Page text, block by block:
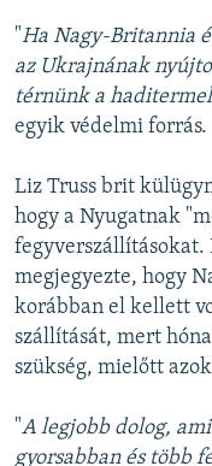
"Ha Nagy-Britannia
az Ukrajnának
térnünk a
egyik védelmi forrás.
Liz Truss brit
hogy a Nyugatnak
fegyverszállításokat.
megjegyezte, hogy
korábban el kellett
szállítását, mert
szükség, mielőtt
"A legjobb dolog,
gyorsabban és több